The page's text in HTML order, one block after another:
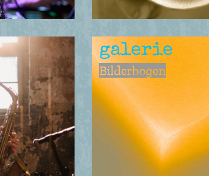
galerie
Bilderbogen